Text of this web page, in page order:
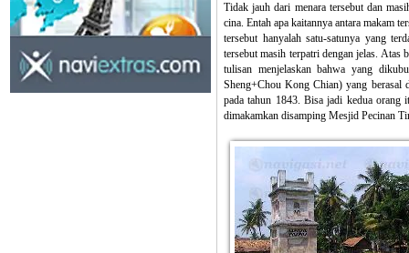
Tidak jauh dari menara tersebut dan
cina. Entah apa kaitannya antara makam
tersebut hanyalah satu-satunya yang
tersebut masih terpatri dengan jelas. Atas
tulisan menjelaskan bahwa yang
Sheng+Chou Kong Chian) yang berasal
pada tahun 1843. Bisa jadi kedua orang
dimakamkan disamping Mesjid Pecinan